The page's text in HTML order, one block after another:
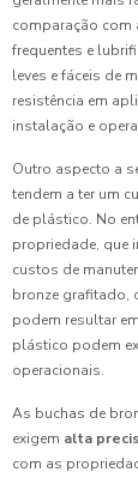
comparação com
frequentes e
leves e fáceis de
resistência em
instalação e
Outro aspecto a
tendem a ter um
de plástico. No
propriedade, que
custos de
bronze grafitado,
podem resultar
plástico podem
operacionais.
As buchas de
exigem alta
com as